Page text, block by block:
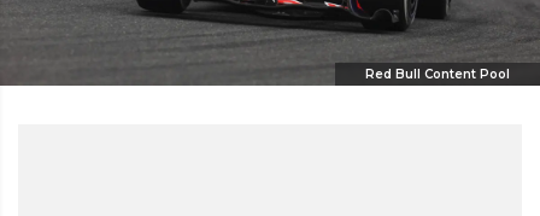
Red Bull Content Pool